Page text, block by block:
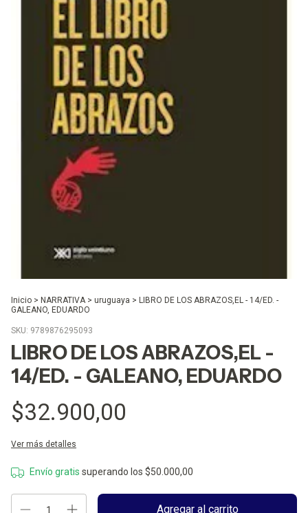
Inicio > NARRATIVA > uruguaya > LIBRO DE LOS ABRAZOS,EL - 14/ED. -
GALEANO, EDUARDO
SKU: 9789876295093
LIBRO DE LOS ABRAZOS,EL -
14/ED. - GALEANO, EDUARDO
$32.900,00
Ver más detalles
Envío gratis superando los $50.000,00